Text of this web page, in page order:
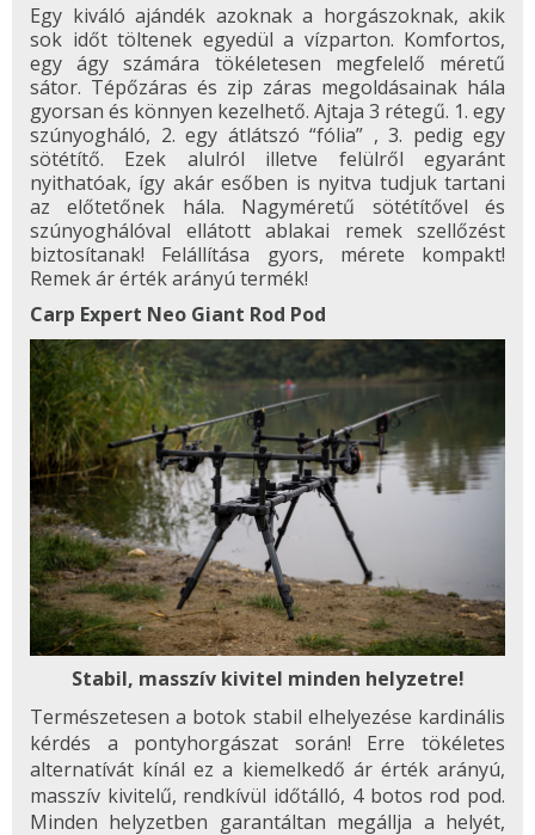
Egy kiváló ajándék azoknak a horgászoknak, akik
sok időt töltenek egyedül a vízparton. Komfortos,
egy ágy számára tökéletesen megfelelő méretű
sátor. Tépőzáras és zip záras megoldásainak hála
gyorsan és könnyen kezelhető. Ajtaja 3 rétegű. 1. egy
szúnyogháló, 2. egy átlátszó “fólia” , 3. pedig egy
sötétítő. Ezek alulról illetve felülről egyaránt
nyithatóak, így akár esőben is nyitva tudjuk tartani
az előtetőnek hála. Nagyméretű sötétítővel és
szúnyoghálóval ellátott ablakai remek szellőzést
biztosítanak! Felállítása gyors, mérete kompakt!
Remek ár érték arányú termék!
Carp Expert Neo Giant Rod Pod
Stabil, masszív kivitel minden helyzetre!
Természetesen a botok stabil elhelyezése kardinális
kérdés a pontyhorgászat során! Erre tökéletes
alternatívát kínál ez a kiemelkedő ár érték arányú,
masszív kivitelű, rendkívül időtálló, 4 botos rod pod.
Minden helyzetben garantáltan megállja a helyét,